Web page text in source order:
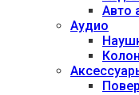
Авто
Аудио